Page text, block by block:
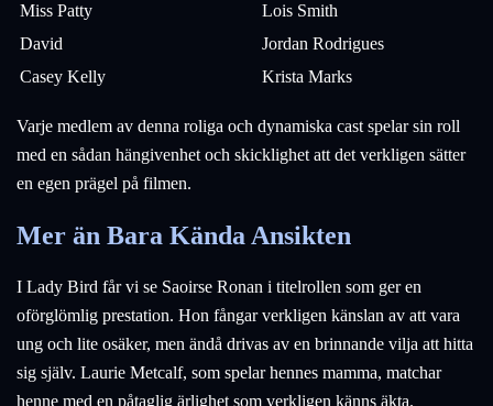
Miss Patty
Lois Smith
David
Jordan Rodrigues
Casey Kelly
Krista Marks
Varje medlem av denna roliga och dynamiska cast spelar sin roll
med en sådan hängivenhet och skicklighet att det verkligen sätter
en egen prägel på filmen.
Mer än Bara Kända Ansikten
I Lady Bird får vi se Saoirse Ronan i titelrollen som ger en
oförglömlig prestation. Hon fångar verkligen känslan av att vara
ung och lite osäker, men ändå drivas av en brinnande vilja att hitta
sig själv. Laurie Metcalf, som spelar hennes mamma, matchar
henne med en påtaglig ärlighet som verkligen känns äkta.